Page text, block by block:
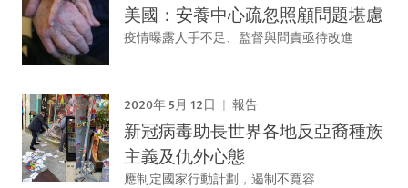
美國：安養中心疏忽照顧問題堪慮
疫情曝露人手不足、監督與問責亟待改進
2020年 5月 12日 報告
新冠病毒助長世界各地反亞裔種族
主義及仇外心態
應制定國家行動計劃，遏制不寬容